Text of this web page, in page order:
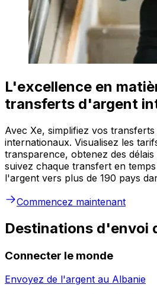
L'excellence en
transferts d'argent
Avec Xe, simplifiez vos
internationaux. Visualisez les
transparence, obtenez des
suivez chaque transfert en
l'argent vers plus de 190 pays
Commencez maintenant
Destinations d'envoi
Connecter le monde
Envoyez de l'argent au Albanie